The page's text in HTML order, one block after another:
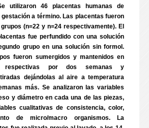
utilizaron 46 placentas humanas de
a término. Las placentas fueron
(n=22 y n=24 respectivamente). El
fue perfundido con una solución
grupo en una solución sin formol.
fueron sumergidos y mantenidos en
respectivas por dos semanas y
dejándolas al aire a temperatura
más. Se analizaron las variables
y diámetro en cada una de las piezas,
cualitativas de consistencia, color,
de micro/macro organismos. La